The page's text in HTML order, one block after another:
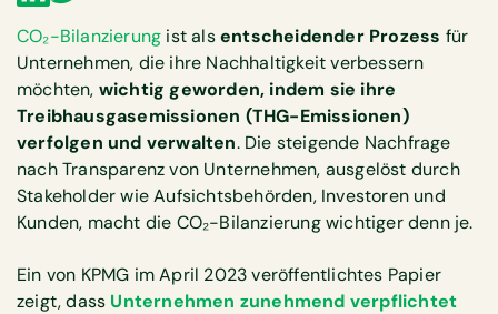
CO₂-Bilanzierung ist alsentscheidender Prozess für
Unternehmen, die ihre Nachhaltigkeit verbessern
möchten, wichtig geworden, indem sie ihre
Treibhausgasemissionen (THG-Emissionen)
verfolgen und verwalten. Die steigende Nachfrage
nach Transparenz von Unternehmen, ausgelöst durch
Stakeholder wie Aufsichtsbehörden, Investoren und
Kunden, macht die CO₂-Bilanzierung wichtiger denn je.
Ein von KPMG im April 2023 veröffentlichtes Papier
zeigt, dass Unternehmen zunehmend verpflichtet